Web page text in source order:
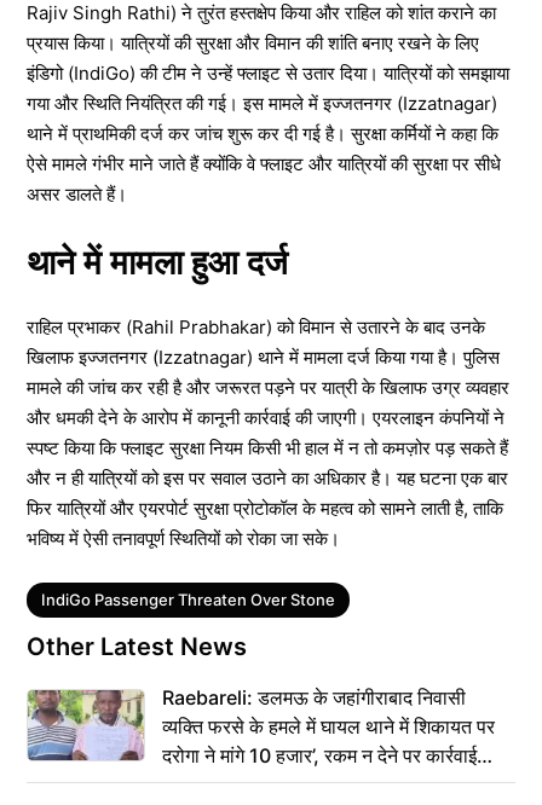
Rajiv Singh Rathi) ने तुरंत हस्तक्षेप किया और राहिल को शांत कराने का
प्रयास किया। यात्रियों की सुरक्षा और विमान की शांति बनाए रखने के लिए
इंडिगो (IndiGo) की टीम ने उन्हें फ्लाइट से उतार दिया। यात्रियों को समझाया
गया और स्थिति नियंत्रित की गई। इस मामले में इज्जतनगर (Izzatnagar)
थाने में प्राथमिकी दर्ज कर जांच शुरू कर दी गई है। सुरक्षा कर्मियों ने कहा कि
ऐसे मामले गंभीर माने जाते हैं क्योंकि वे फ्लाइट और यात्रियों की सुरक्षा पर सीधे
असर डालते हैं।
थाने में मामला हुआ दर्ज
राहिल प्रभाकर (Rahil Prabhakar) को विमान से उतारने के बाद उनके
खिलाफ इज्जतनगर (Izzatnagar) थाने में मामला दर्ज किया गया है। पुलिस
मामले की जांच कर रही है और जरूरत पड़ने पर यात्री के खिलाफ उग्र व्यवहार
और धमकी देने के आरोप में कानूनी कार्रवाई की जाएगी। एयरलाइन कंपनियों ने
स्पष्ट किया कि फ्लाइट सुरक्षा नियम किसी भी हाल में न तो कमज़ोर पड़ सकते हैं
और न ही यात्रियों को इस पर सवाल उठाने का अधिकार है। यह घटना एक बार
फिर यात्रियों और एयरपोर्ट सुरक्षा प्रोटोकॉल के महत्व को सामने लाती है, ताकि
भविष्य में ऐसी तनावपूर्ण स्थितियों को रोका जा सके।
Tags
IndiGo Passenger Threaten Over Stone
Other Latest News
Raebareli: डलमऊ के जहांगीराबाद निवासी
व्यक्ति फरसे के हमले में घायल थाने में शिकायत पर
दरोगा ने मांगे 10 हजार’, रकम न देने पर कार्रवाई
ठंडी!